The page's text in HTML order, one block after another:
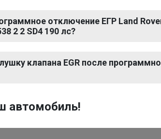
отключение ЕГР Land
2 2 SD4 190 лс?
клапана EGR после
автомобиль!